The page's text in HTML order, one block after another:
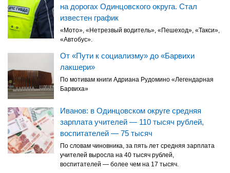
на дорогах Одинцовского округа. Стал
известен график
«Мото», «Нетрезвый водитель», «Пешеход», «Такси»,
«Автобус».
От «Пути к социализму» до «Барвихи
лакшери»
По мотивам книги Адриана Рудомино «Легендарная
Барвиха»
Иванов: в Одинцовском округе средняя
зарплата учителей — 110 тысяч рублей,
воспитателей — 75 тысяч
По словам чиновника, за пять лет средняя зарплата
учителей выросла на 40 тысяч рублей,
воспитателей — более чем на 17 тысяч.